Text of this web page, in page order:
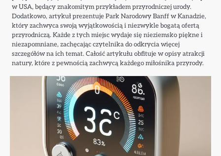
w USA, będący znakomitym przykładem przyrodniczej urody.
Dodatkowo, artykuł prezentuje Park Narodowy Banff w Kanadzie,
który zachwyca swoją wyjątkowością i niezwykle bogatą ofertą
przyrodniczą. Każde z tych miejsc wydaje się nieziemsko piękne i
niezapomniane, zachęcając czytelnika do odkrycia więcej
szczegółów na ich temat. Całość artykułu obfituje w opisy atrakcji
natury, które z pewnością zachwycą każdego miłośnika przyrody.